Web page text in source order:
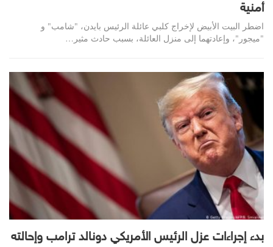
أمنية
اضطر البيت الأبيض لإخراج كلبي عائلة الرئيس بايدن، "شامب" و
"ميجور"، وإعادتهما إلى منزل العائلة، بسبب حادث مثير…
بدء إجراءات عزل الرئيس الأمريكي دونالد ترامب وإحالته